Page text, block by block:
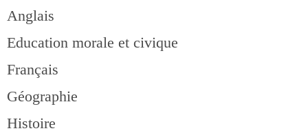
Anglais
Education morale et civique
Français
Géographie
Histoire